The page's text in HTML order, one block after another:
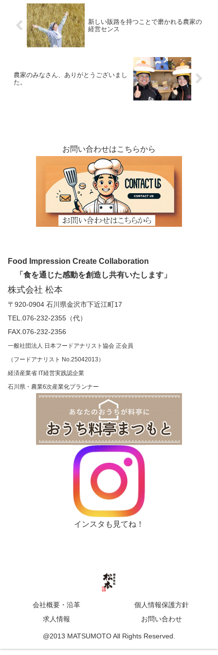
新しい販路を持つことで磨かれる農家の
経営センス
農家のみなさん、ありがとうございまし
た。
お問い合わせはこちらから
Food Impression Create Collaboration
「食を通じた感動を創造し共有いたします」
株式会社 松本
〒920-0904 石川県金沢市下近江町17
TEL.076-232-2355（代）
FAX.076-232-2356
一般社団法人 日本フードアナリスト協会 正会員
（フードアナリスト No.25042013）
経済産業省 IT経営実践認企業
石川県・農業6次産業化プランナー
インスタも見てね！
会社概要・沿革
個人情報保護方針
求人情報
お問い合わせ
@2013 MATSUMOTO All Rights Reserved.